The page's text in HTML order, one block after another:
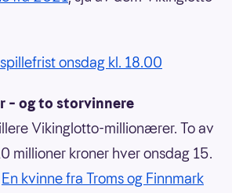
onsdag kl. 18.00
– og to storvinnere
Vikinglotto-millionærer. To av
millioner kroner hver onsdag 15.
En kvinne fra Troms og Finnmark